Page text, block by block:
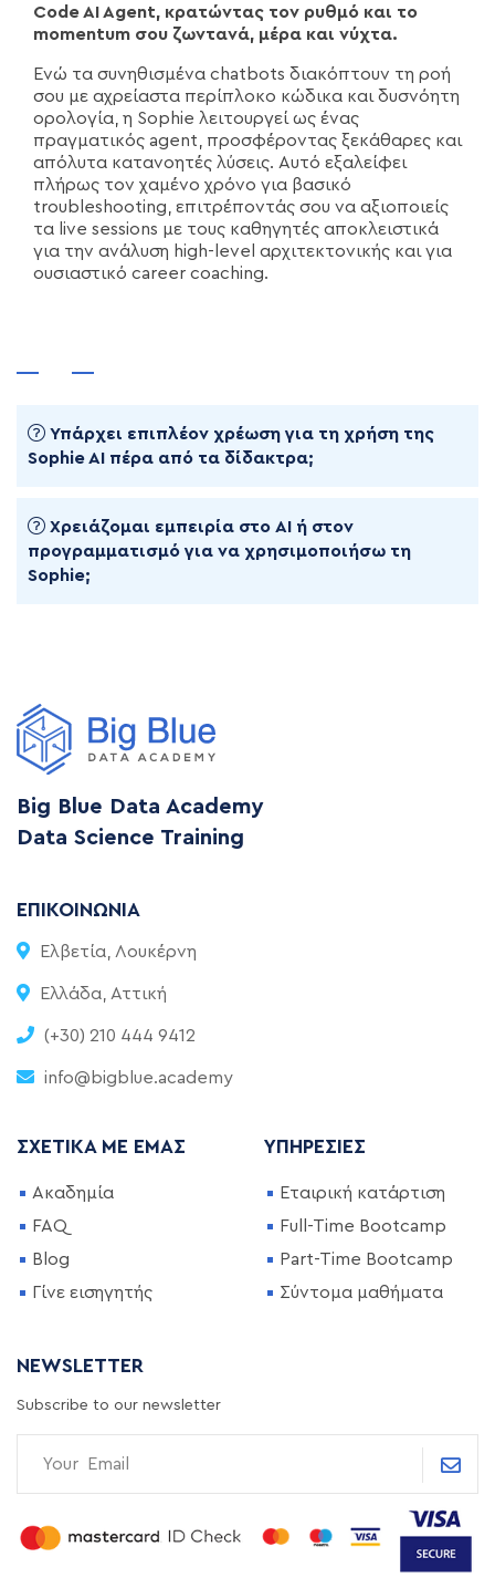
Code AI Agent, κρατώντας τον ρυθμό και το
momentum σου ζωντανά, μέρα και νύχτα.
Ενώ τα συνηθισμένα chatbots διακόπτουν τη ροή
σου με αχρείαστα περίπλοκο κώδικα και δυσνόητη
ορολογία, η Sophie λειτουργεί ως ένας
πραγματικός agent, προσφέροντας ξεκάθαρες και
απόλυτα κατανοητές λύσεις. Αυτό εξαλείφει
πλήρως τον χαμένο χρόνο για βασικό
troubleshooting, επιτρέποντάς σου να αξιοποιείς
τα live sessions με τους καθηγητές αποκλειστικά
για την ανάλυση high-level αρχιτεκτονικής και για
ουσιαστικό career coaching.
Υπάρχει επιπλέον χρέωση για τη χρήση της
Sophie AI πέρα από τα δίδακτρα;
Χρειάζομαι εμπειρία στο AI ή στον
προγραμματισμό για να χρησιμοποιήσω τη
Sophie;
Big Blue Data Academy
Data Science Training
ΕΠΙΚΟΙΝΩΝΊΑ
Ελβετία, Λουκέρνη
Ελλάδα, Αττική
(+30) 210 444 9412
info@bigblue.academy
ΣΧΕΤΙΚΆ ΜΕ ΕΜΆΣ
Ακαδημία
FAQ
Blog
Γίνε εισηγητής
ΥΠΗΡΕΣΊΕΣ
Εταιρική κατάρτιση
Full-Time Bootcamp
Part-Time Bootcamp
Σύντομα μαθήματα
NEWSLETTER
Subscribe to our newsletter